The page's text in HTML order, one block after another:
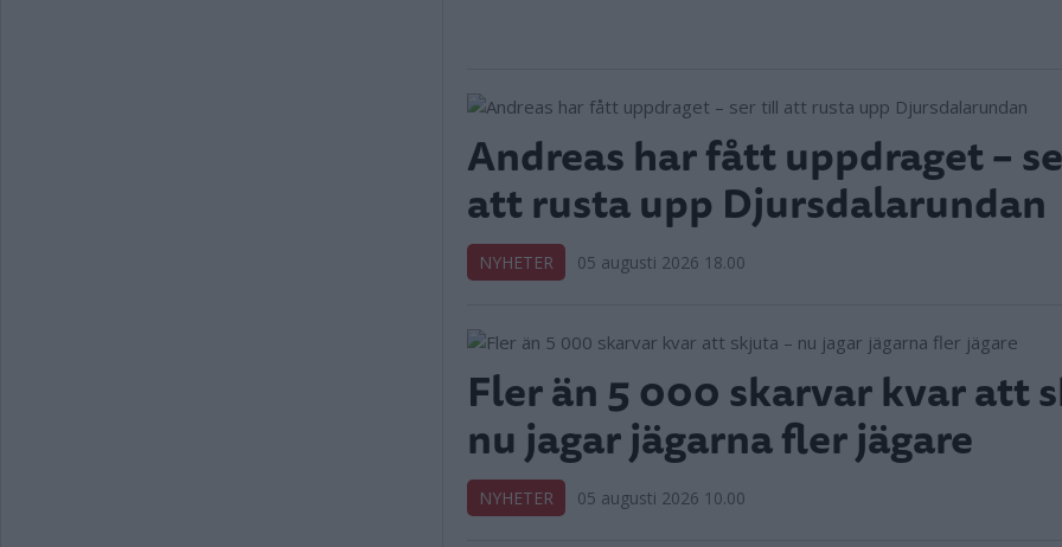
Andreas har fått uppdraget –
att rusta upp Djursdalarundan
NYHETER 05 augusti 2026 18.00
Fler än 5 000 skarvar kvar att
nu jagar jägarna fler jägare
NYHETER 05 augusti 2026 10.00